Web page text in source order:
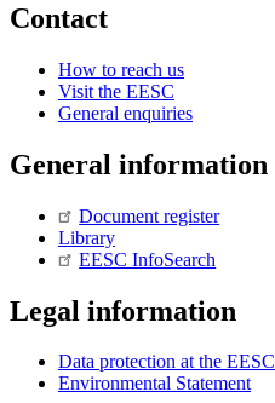
Contact
How to reach us
Visit the EESC
General enquiries
General information
Document register
Library
EESC InfoSearch
Legal information
Data protection at the EESC
Environmental Statement